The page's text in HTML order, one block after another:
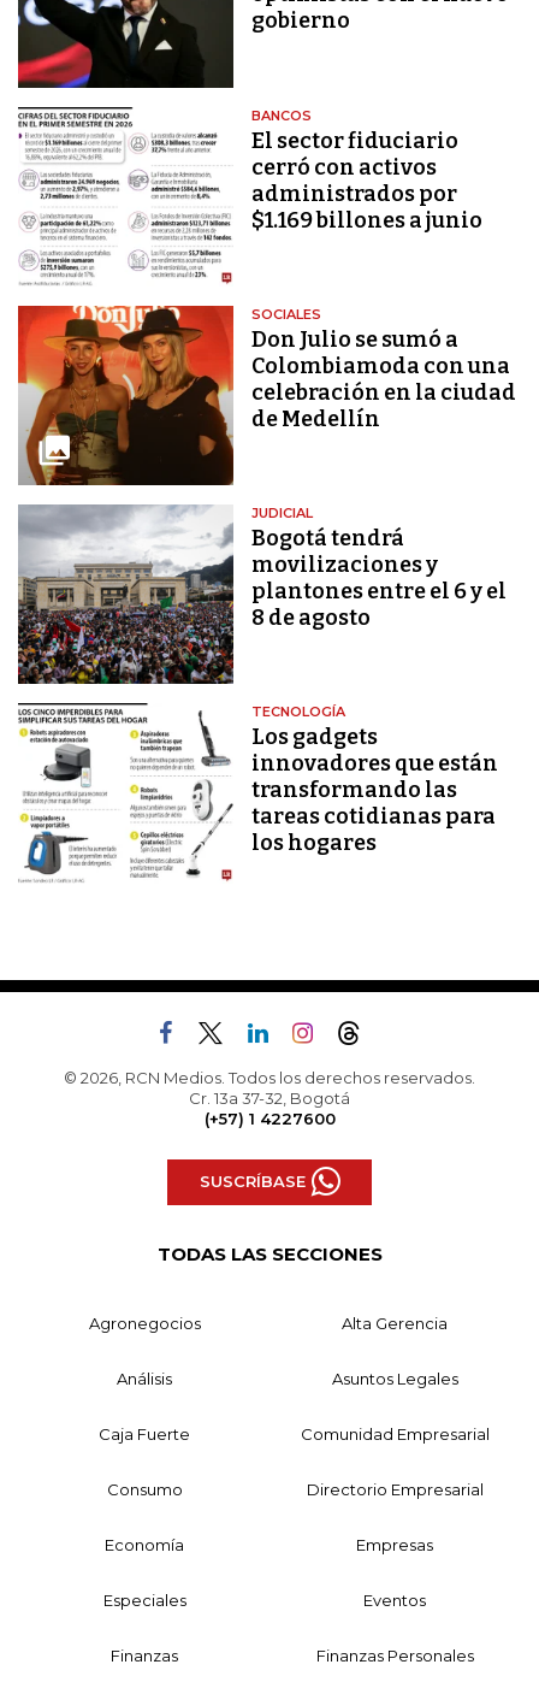
gobierno
BANCOS
El sector fiduciario
cerró con activos
administrados por
$1.169 billones a junio
SOCIALES
Don Julio se sumó a
Colombiamoda con una
celebración en la ciudad
de Medellín
JUDICIAL
Bogotá tendrá
movilizaciones y
plantones entre el 6 y el
8 de agosto
TECNOLOGÍA
Los gadgets
innovadores que están
transformando las
tareas cotidianas para
los hogares
© 2026, RCN Medios. Todos los derechos reservados.
Cr. 13a 37-32, Bogotá
(+57) 1 4227600
SUSCRÍBASE
TODAS LAS SECCIONES
Agronegocios Alta Gerencia
Análisis Asuntos Legales
Caja Fuerte Comunidad Empresarial
Consumo Directorio Empresarial
Economía Empresas
Especiales Eventos
Finanzas Finanzas Personales